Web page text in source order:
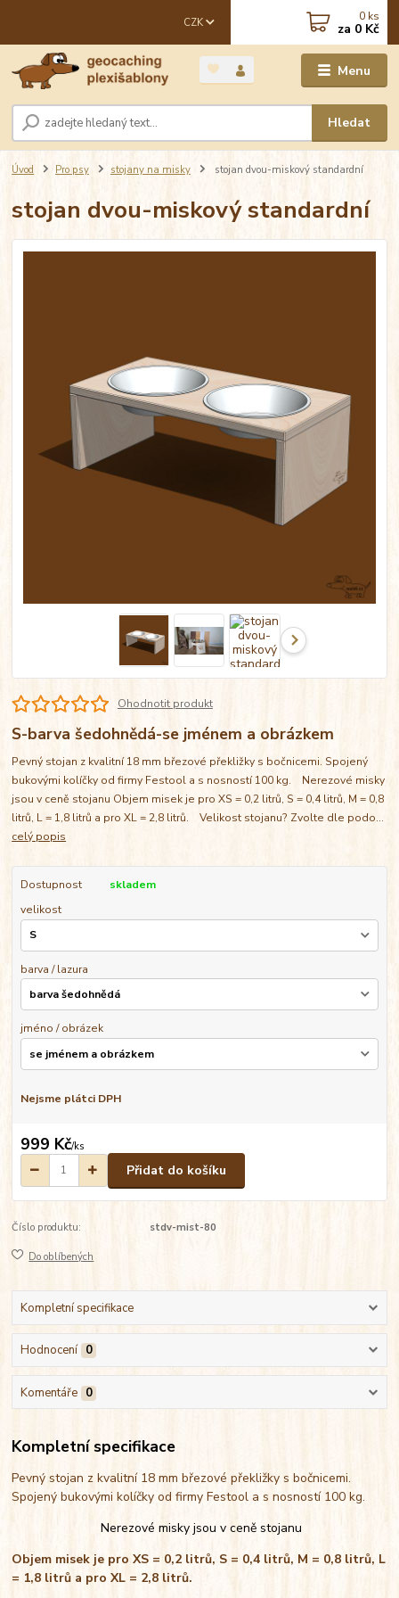
Menu
CZK
Hledat
0 ks
za 0 Kč
Úvod Pro psy stojany na misky stojan dvou-miskový standardní
stojan dvou-miskový standardní
Ohodnotit produkt
S-barva šedohnědá-se jménem a obrázkem
Pevný stojan z kvalitní 18 mm březové překližky s bočnicemi. Spojený
bukovými kolíčky od firmy Festool a s nosností 100 kg. Nerezové misky
jsou v ceně stojanu Objem misek je pro XS = 0,2 litrů, S = 0,4 litrů, M = 0,8
litrů, L = 1,8 litrů a pro XL = 2,8 litrů. Velikost stojanu? Zvolte dle podo...
celý popis
Dostupnost
skladem
velikost
barva / lazura
jméno / obrázek
Nejsme plátci DPH
999 Kč/ks
Přidat do košíku
Číslo produktu: stdv-mist-80
Do oblíbených
Kompletní specifikace
Hodnocení 0
Komentáře 0
Kompletní specifikace
Pevný stojan z kvalitní 18 mm březové překližky s bočnicemi.
Spojený bukovými kolíčky od firmy Festool a s nosností 100 kg.
Nerezové misky jsou v ceně stojanu
Objem misek je pro XS = 0,2 litrů, S = 0,4 litrů, M = 0,8 litrů, L
= 1,8 litrů a pro XL = 2,8 litrů.